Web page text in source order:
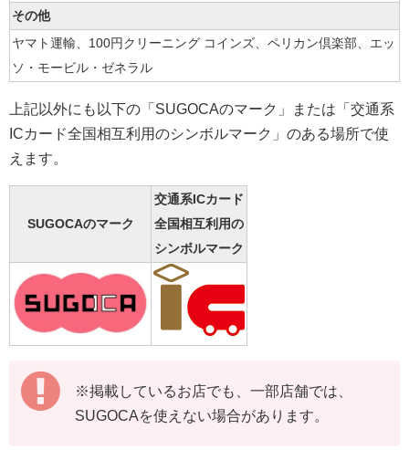
その他
ヤマト運輸、100円クリーニング コインズ、ペリカン倶楽部、エッ
ソ・モービル・ゼネラル
上記以外にも以下の「SUGOCAのマーク」または「交通系
ICカード全国相互利用のシンボルマーク」のある場所で使
えます。
SUGOCAのマーク
交通系ICカード
全国相互利用の
シンボルマーク
※掲載しているお店でも、一部店舗では、
SUGOCAを使えない場合があります。